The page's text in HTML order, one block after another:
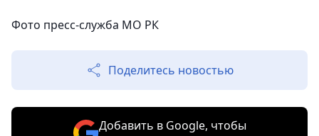
Фото пресс-служба МО РК
Поделитесь новостью
Добавить в Google, чтобы